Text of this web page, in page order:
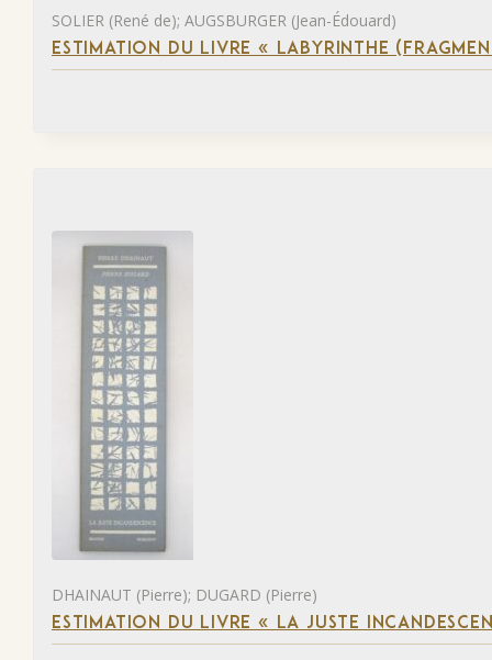
SOLIER (René de); AUGSBURGER (Jean-Édouard)
ESTIMATION DU LIVRE « LABYRINTHE
DHAINAUT (Pierre); DUGARD (Pierre)
ESTIMATION DU LIVRE « LA JUSTE